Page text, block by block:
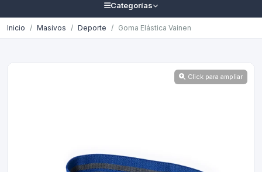
Categorías
Inicio Masivos Deporte Goma Elástica Vainen
Click para ampliar